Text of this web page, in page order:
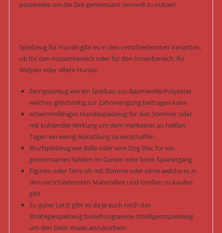
passendes um die Zeit gemeinsam sinnvoll zu nutzen.
Spielzeug für Hunde gibt es in den verschiedensten Varianten,
ob für den Aussenbereich oder für den Innenbereich, für
Welpen oder ältere Hunde.
Zerrspielzeug wie ein Spieltau aus Baumwolle/Polyester
welches gleichzeitig zur Zahnreinigung beitragen kann
schwimmfähiges Hundespielzeug für den Sommer oder
mit kühlender Wirkung um dem Vierbeiner an heißen
Tagen ein wenig Abkühlung zu verschaffen
Wurfspielzeug wie Bälle oder eine Dog Disc für ein
gemeinsames Spielen im Garten oder beim Spaziergang
Figuren oder Tiere ob mit Stimme oder ohne welche es in
den verschiedensten Materialien und Größen zu kaufen
gibt
Zu guter Letzt gibt es da ja auch noch das
Strategiespielzeug beziehungsweise Intelligenzspielzeug
um den Geist etwas anzukurbeln